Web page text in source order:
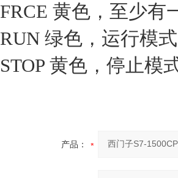
FRCE 黄色，至少有
RUN 绿色，运行模式
STOP 黄色，停止模式
产品：